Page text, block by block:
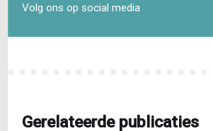
Volg ons op social media
Gerelateerde publicaties